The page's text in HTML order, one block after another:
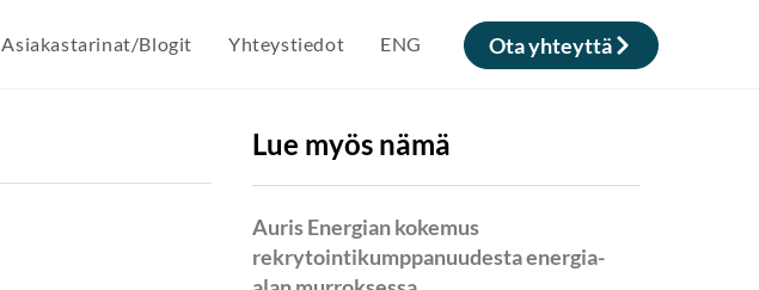
Asiakastarinat/Blogit Yhteystiedot ENG Ota yhteyttä
Lue myös nämä
Auris Energian kokemus
rekrytointikumppanuudesta energia-